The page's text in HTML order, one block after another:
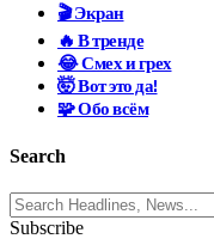
🎬 Экран
🔥 В тренде
😂 Смех и грех
🤯 Вот это да!
🧩 Обо всём
Search
Subscribe